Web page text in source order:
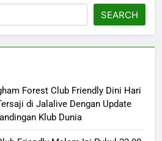
SEARCH
Forest Club Friendly Dini Hari
di Jalalive Dengan Update
Klub Dunia